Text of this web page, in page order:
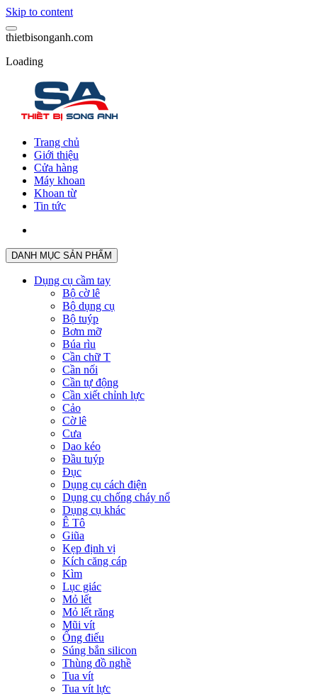
Skip to content
thietbisonganh.com
Loading
Trang chủ
Giới thiệu
Cửa hàng
Máy khoan
Khoan từ
Tin tức
DANH MỤC SẢN PHẨM
Dụng cụ cầm tay
Bộ cờ lê
Bộ dụng cụ
Bộ tuýp
Bơm mỡ
Búa rìu
Cần chữ T
Cần nối
Cần tự động
Cần xiết chỉnh lực
Cảo
Cờ lê
Cưa
Dao kéo
Đầu tuýp
Đục
Dụng cụ cách điện
Dụng cụ chống cháy nổ
Dụng cụ khác
Ê Tô
Giũa
Kẹp định vị
Kích căng cáp
Kìm
Lục giác
Mỏ lết
Mỏ lết răng
Mũi vít
Ống điếu
Súng bắn silicon
Thùng đồ nghề
Tua vít
Tua vít lực